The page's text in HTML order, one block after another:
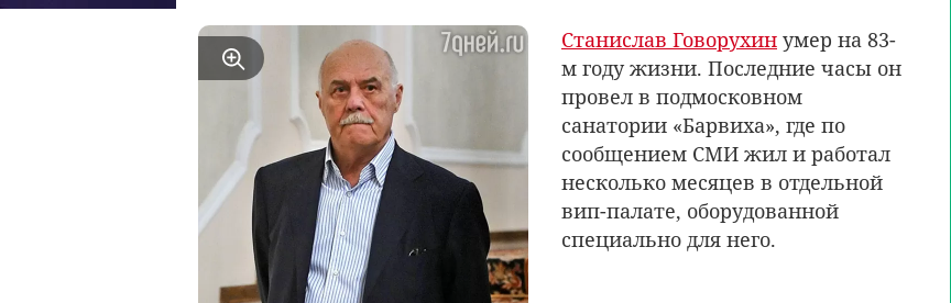
Станислав Говорухин умер на 83-
м году жизни. Последние часы он
провел в подмосковном
санатории «Барвиха», где по
сообщением СМИ жил и работал
несколько месяцев в отдельной
вип-палате, оборудованной
специально для него.